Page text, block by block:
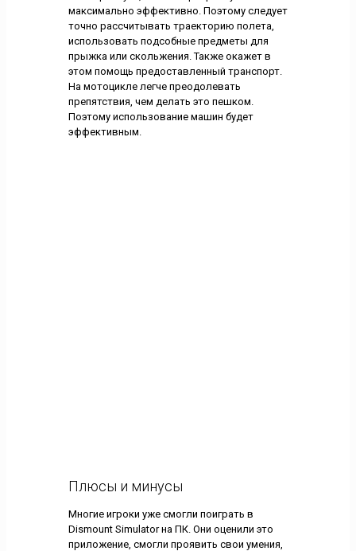
максимально эффективно. Поэтому следует
точно рассчитывать траекторию полета,
использовать подсобные предметы для
прыжка или скольжения. Также окажет в
этом помощь предоставленный транспорт.
На мотоцикле легче преодолевать
препятствия, чем делать это пешком.
Поэтому использование машин будет
эффективным.
Плюсы и минусы
Многие игроки уже смогли поиграть в
Dismount Simulator на ПК. Они оценили это
приложение, смогли проявить свои умения,